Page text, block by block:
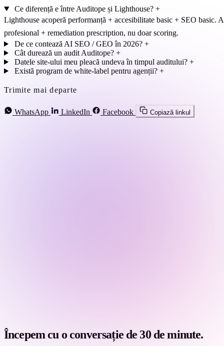
Ce diferență e între Auditope și Lighthouse? +
Lighthouse acoperă performanță + accesibilitate basic + SEO
profesional + remediation prescription, nu doar scoring.
De ce contează AI SEO / GEO în 2026? +
Cât durează un audit Auditope? +
Datele site-ului meu pleacă undeva în timpul auditului? +
Există program de white-label pentru agenții? +
Trimite mai departe
WhatsApp LinkedIn Facebook Copiază linkul
Începem cu o conversație de 30 de minute.